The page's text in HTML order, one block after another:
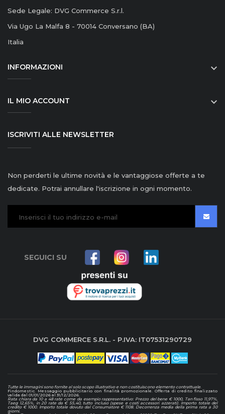
Sede Legale: DVG Commerce S.r.l.
Via Ugo La Malfa 8 - 70014 Conversano (BA)
Italia
INFORMAZIONI 
IL MIO ACCOUNT 
ISCRIVITI ALLE NEWSLETTER
Non perderti le ultime novità e le vantaggiose offerte a te
dedicate. Potrai annullare l'iscrizione in ogni momento.
SEGUICI SU
DVG COMMERCE S.R.L. - P.IVA: IT07531290729
Tutte le immagini sono fornite al solo scopo illustrativo e non costituiscono elemento contrattuale.
Findomestic. Messaggio pubblicitario con finalità promozionale. Offerta di credito finalizzato
valida dal 01/01/2026 al 31/12/2026.
Rata chiara da 10 a 48 rate come da esempio rappresentativo: Prezzo del bene € 1000, Tan fisso 11,97%,
Taeg 12,65%, in 20 rate da € 55,40, tutto incluso (spese e costi accessori azzerati). Importo totale del
credito € 1000. Importo totale dovuto dal Consumatore € 1108. Decorrenza media della prima rata a 30
giorni.